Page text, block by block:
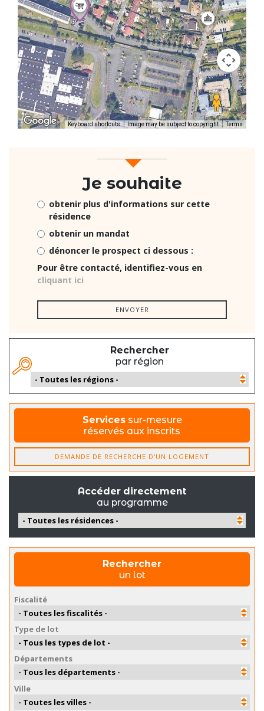
Rechercher
par région
Services sur-mesure
réservés aux inscrits
DEMANDE DE RECHERCHE D'UN LOGEMENT
Keyboard shortcuts Image may be subject to copyright Terms
Je souhaite
obtenir plus d'informations sur cette
résidence
obtenir un mandat
dénoncer le prospect ci dessous :
Pour être contacté, identifiez-vous en
cliquant ici
ENVOYER
Accéder directement
au programme
Rechercher
un lot
Fiscalité
Type de lot
Départements
Ville